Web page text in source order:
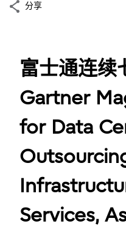
分享
富士通连续
Gartner
for Data
Services,